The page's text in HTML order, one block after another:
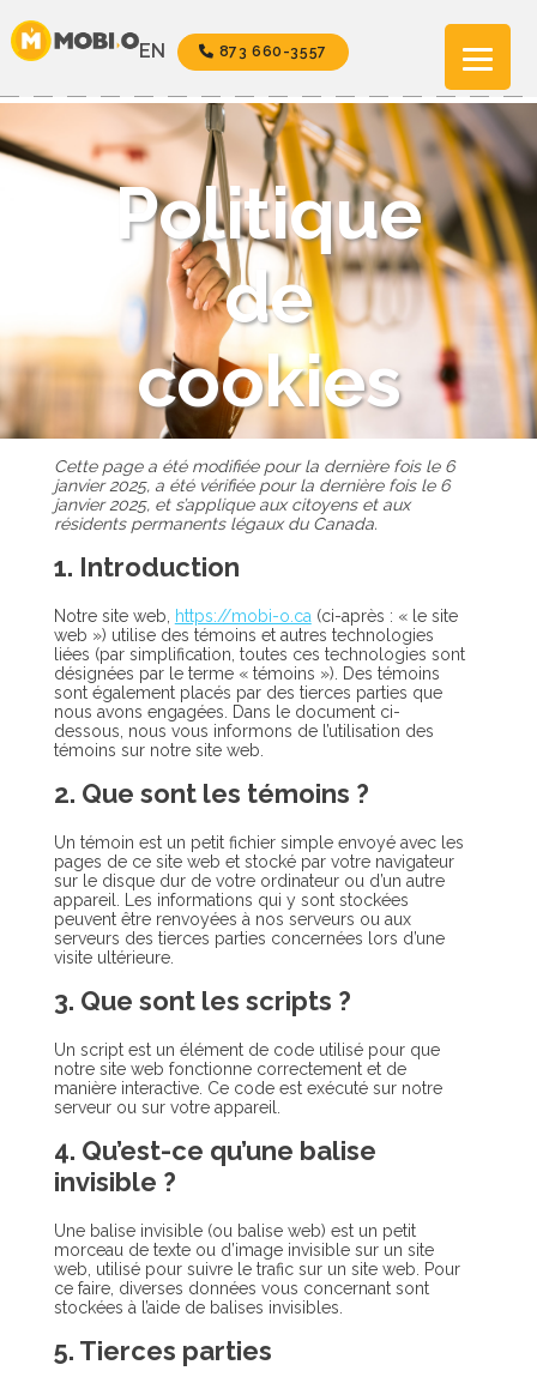
Aller
au
EN 873 660-3557
Politique
de
cookies
Cette page a été modifiée pour la dernière fois le 6
janvier 2025, a été vérifiée pour la dernière fois le 6
janvier 2025, et s’applique aux citoyens et aux
résidents permanents légaux du Canada.
1. Introduction
Notre site web, https://mobi-o.ca (ci-après : « le site
web ») utilise des témoins et autres technologies
liées (par simplification, toutes ces technologies sont
désignées par le terme « témoins »). Des témoins
sont également placés par des tierces parties que
nous avons engagées. Dans le document ci-
dessous, nous vous informons de l’utilisation des
témoins sur notre site web.
2. Que sont les témoins ?
Un témoin est un petit fichier simple envoyé avec les
pages de ce site web et stocké par votre navigateur
sur le disque dur de votre ordinateur ou d’un autre
appareil. Les informations qui y sont stockées
peuvent être renvoyées à nos serveurs ou aux
serveurs des tierces parties concernées lors d’une
visite ultérieure.
3. Que sont les scripts ?
Un script est un élément de code utilisé pour que
notre site web fonctionne correctement et de
manière interactive. Ce code est exécuté sur notre
serveur ou sur votre appareil.
4. Qu’est-ce qu’une balise
invisible ?
Une balise invisible (ou balise web) est un petit
morceau de texte ou d’image invisible sur un site
web, utilisé pour suivre le trafic sur un site web. Pour
ce faire, diverses données vous concernant sont
stockées à l’aide de balises invisibles.
5. Tierces parties